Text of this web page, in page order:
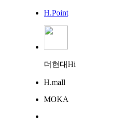
H.Point
더현대Hi
H.mall
MOKA